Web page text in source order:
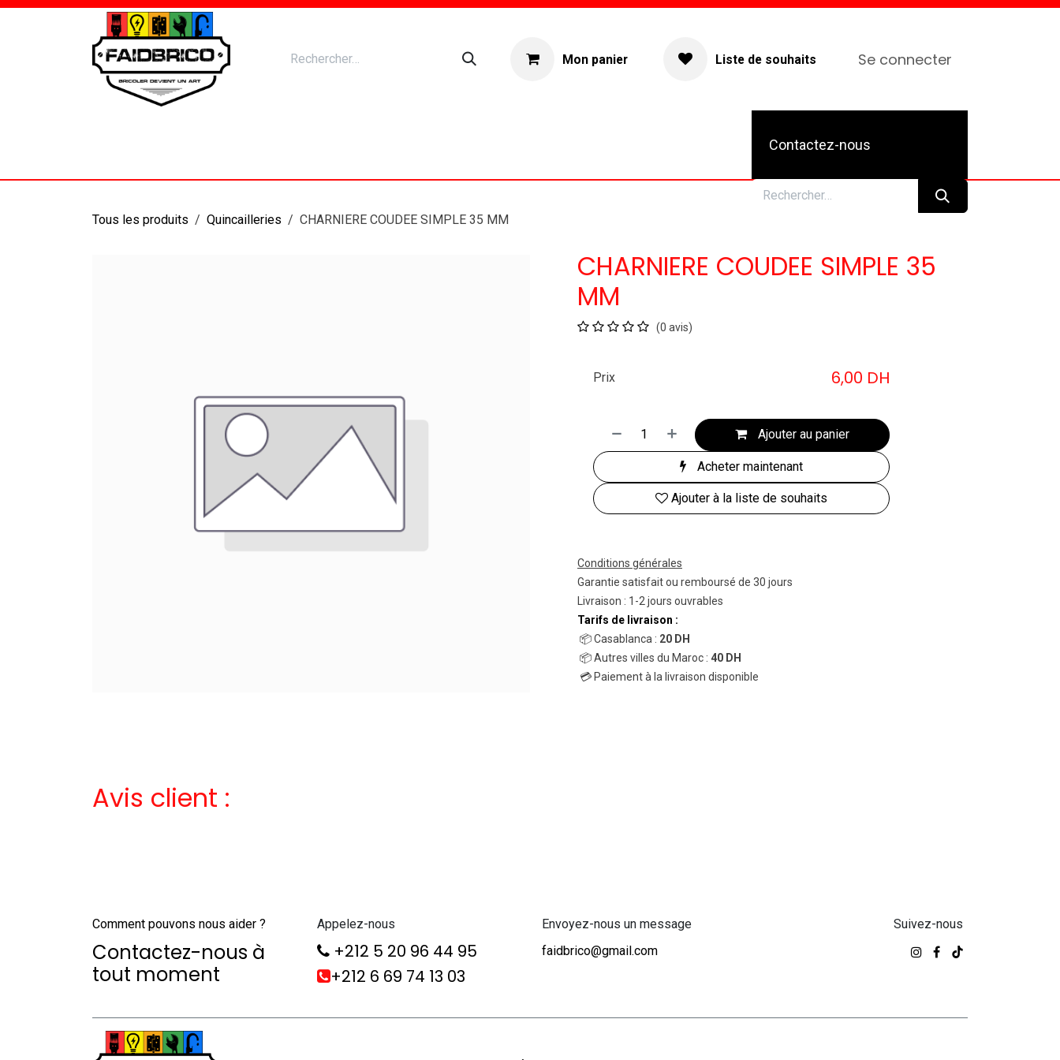
Se rendre au contenu
Mon panier Liste de souhaits Se connecter
Contactez-nous
Tous les produits Quincailleries CHARNIERE COUDEE SIMPLE 35 MM
CHARNIERE COUDEE SIMPLE 35
MM
(0 avis)
Ajouter au panier
Acheter maintenant
Ajouter à la liste de souhaits
Prix 6,00 DH
Conditions générales
Garantie satisfait ou remboursé de 30 jours
Livraison : 1-2 jours ouvrables
Tarifs de livraison :
📦 Casablanca : 20 DH
📦 Autres villes du Maroc : 40 DH
💳 Paiement à la livraison disponible
Avis client :
Comment pouvons nous aider ?
Contactez-nous à
tout moment
Appelez-nous
+212 5 20 96 44 95
+212 6 69 74 13 03
Envoyez-nous un message
faidbrico@gmail.com
Suivez-nous